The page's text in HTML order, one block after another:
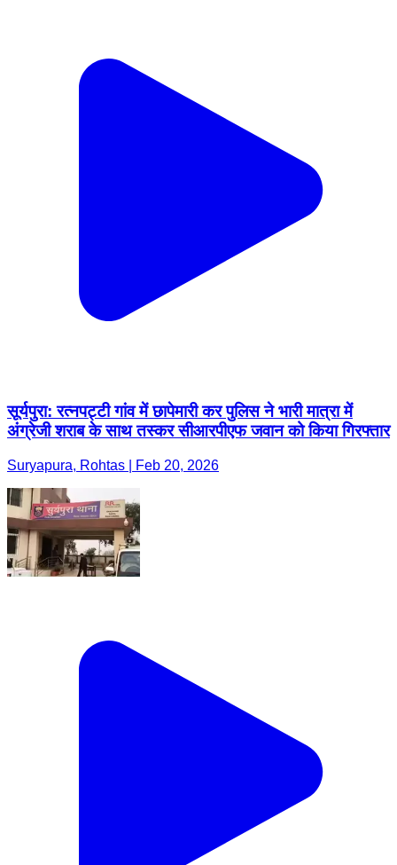
सूर्यपुरा: रत्नपट्टी गांव में छापेमारी कर पुलिस ने भारी मात्रा में
अंग्रेजी शराब के साथ तस्कर सीआरपीएफ जवान को किया गिरफ्तार
Suryapura, Rohtas | Feb 20, 2026